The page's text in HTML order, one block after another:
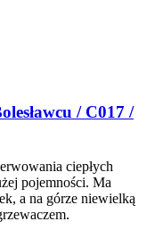
/ C017 /
ciepłych
pojemności. Ma
a na górze niewielką